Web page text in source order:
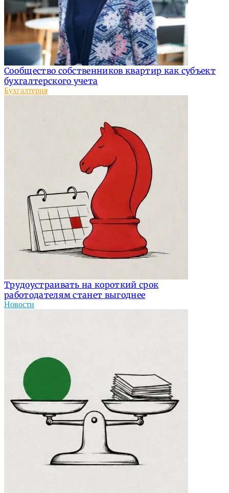
Сообщество собственников квартир как субъект
бухгалтерского учета
Бухгалтерия
Трудоустраивать на короткий срок
работодателям станет выгоднее
Новости